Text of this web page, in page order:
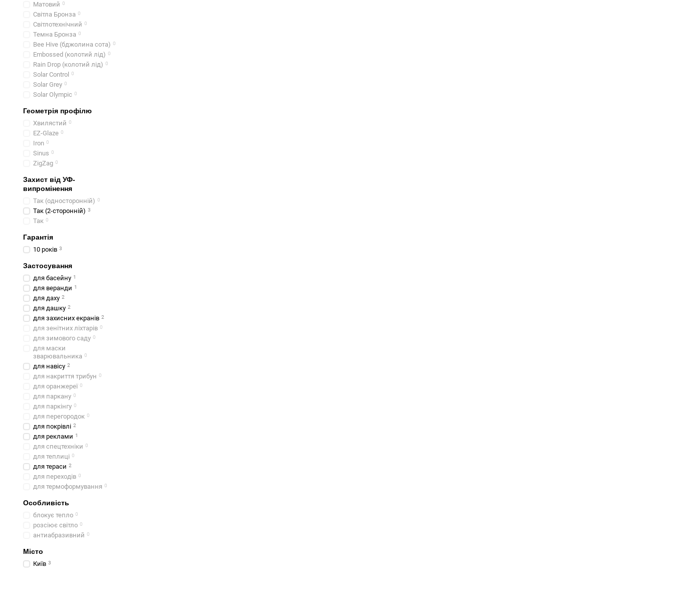
Матовий 0
Світла Бронза 0
Світлотехнічний 0
Темна Бронза 0
Bee Hive (бджолина сота) 0
Embossed (колотий лід) 0
Rain Drop (колотий лід) 0
Solar Control 0
Solar Grey 0
Solar Olympic 0
Геометрія профілю
Хвилястий 0
EZ-Glaze 0
Iron 0
Sinus 0
ZigZag 0
Захист від УФ-
випромінення
Так (односторонній) 0
Так (2-сторонній) 3
Так 0
Гарантія
10 років 3
Застосування
для басейну 1
для веранди 1
для даху 2
для дашку 2
для захисних екранів 2
для зенітних ліхтарів 0
для зимового саду 0
для маски
зварювальника 0
для навісу 2
для накриття трибун 0
для оранжереї 0
для паркану 0
для паркінгу 0
для перегородок 0
для покрівлі 2
для реклами 1
для спецтехніки 0
для теплиці 0
для тераси 2
для переходів 0
для термоформування 0
Особливість
блокує тепло 0
розсіює світло 0
антиабразивний 0
Місто
Київ 3